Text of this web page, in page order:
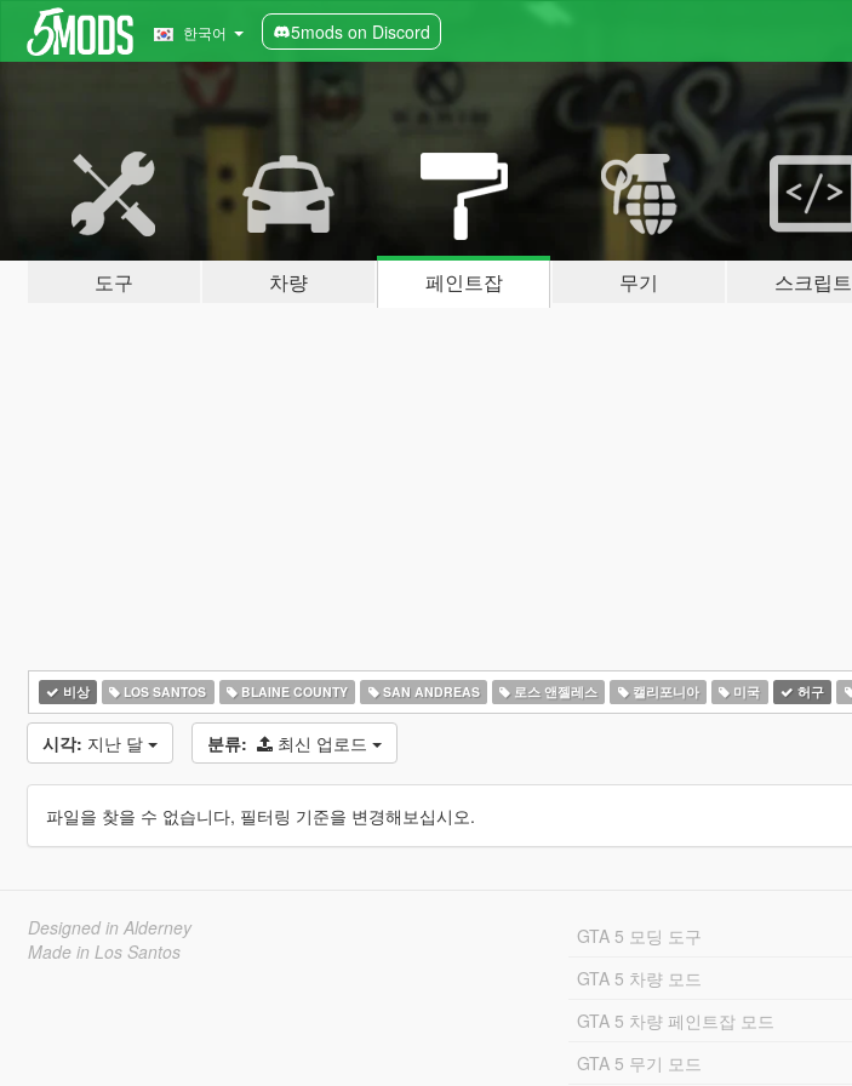
한국어 5mods on Discord
도구 차량 페인트잡 무기 스크립트
비상 LOS SANTOS BLAINE COUNTY SAN ANDREAS 로스 앤젤레스 캘리포니아 미국 허구
시각: 지난 달 분류: 최신 업로드
파일을 찾을 수 없습니다, 필터링 기준을 변경해보십시오.
Designed in Alderney
Made in Los Santos
GTA 5 모딩 도구
GTA 5 차량 모드
GTA 5 차량 페인트잡 모드
GTA 5 무기 모드